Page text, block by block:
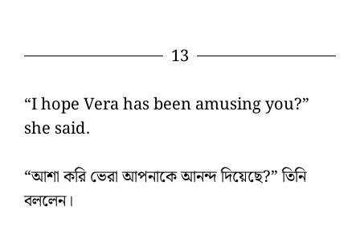
13
“I hope Vera has been amusing you?”
she said.
“আশা করি ভেরা আপনাকে আনন্দ দিয়েছে?” তিনি
বললেন।